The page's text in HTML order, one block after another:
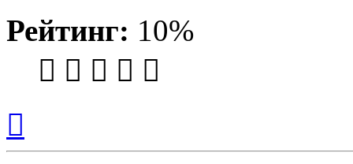
Рейтинг: 10%
началу